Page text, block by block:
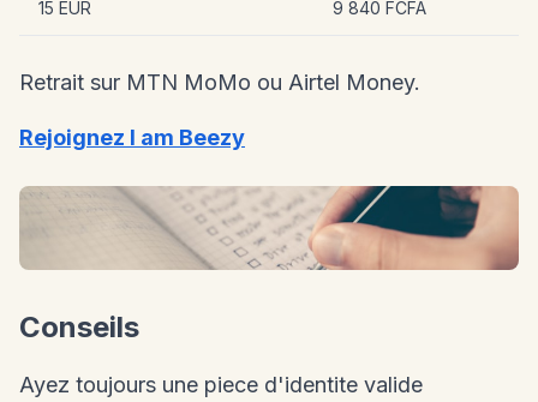
15 EUR 9 840 FCFA
Retrait sur MTN MoMo ou Airtel Money.
Rejoignez I am Beezy
Conseils
Ayez toujours une piece d'identite valide